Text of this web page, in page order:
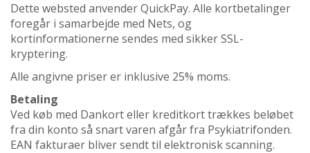
Dette websted anvenderQuickPay. Alle kortbetalinger
foregår i samarbejde med Nets, og
kortinformationerne sendes med sikker SSL-
kryptering.
Alle angivne priser er inklusive 25% moms.
Betaling
Ved køb med Dankort eller kreditkort trækkes beløbet
fra din konto så snart varen afgår fra Psykiatrifonden.
EAN fakturaer bliver sendt til elektronisk scanning.